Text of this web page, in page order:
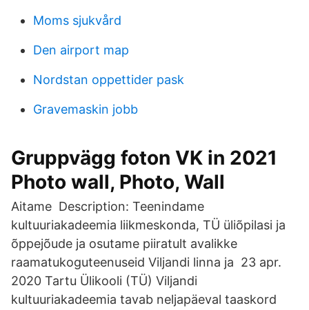
Moms sjukvård
Den airport map
Nordstan oppettider pask
Gravemaskin jobb
Gruppvägg foton VK in 2021
Photo wall, Photo, Wall
Aitame Description: Teenindame
kultuuriakadeemia liikmeskonda, TÜ üliõpilasi ja
õppejõude ja osutame piiratult avalikke
raamatukoguteenuseid Viljandi linna ja 23 apr.
2020 Tartu Ülikooli (TÜ) Viljandi
kultuuriakadeemia tavab neljapäeval taaskord